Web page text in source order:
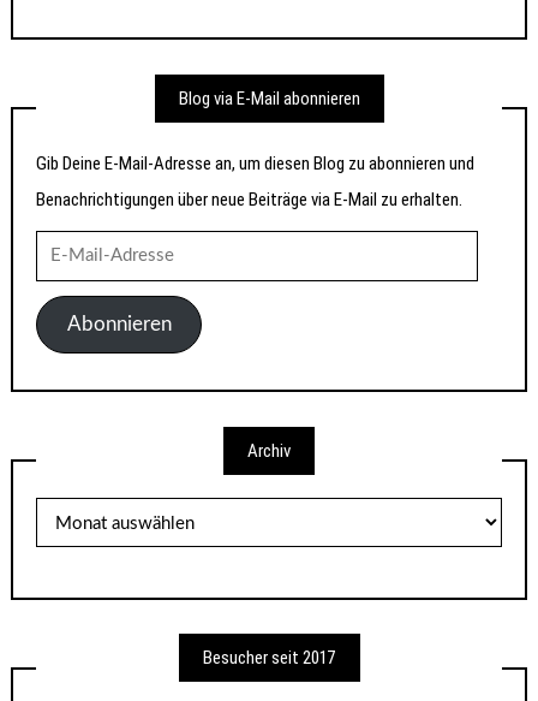
Blog via E-Mail abonnieren
Gib Deine E-Mail-Adresse an, um diesen Blog zu abonnieren und
Benachrichtigungen über neue Beiträge via E-Mail zu erhalten.
Mail-
AdresseAbonnieren
Archiv
Besucher seit 2017